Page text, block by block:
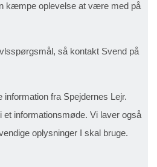
kæmpe oplevelse at være med på
så kontakt Svend på
fra Spejdernes Lejr.
et informationsmøde. Vi laver også
oplysninger I skal bruge.